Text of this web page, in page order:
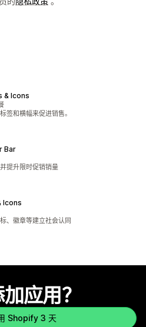
& Icons
签和横幅来促进销售。
Bar
提升限时促销销量
Icons
、徽章等建立社会认同
应用？
Shopify 3 天